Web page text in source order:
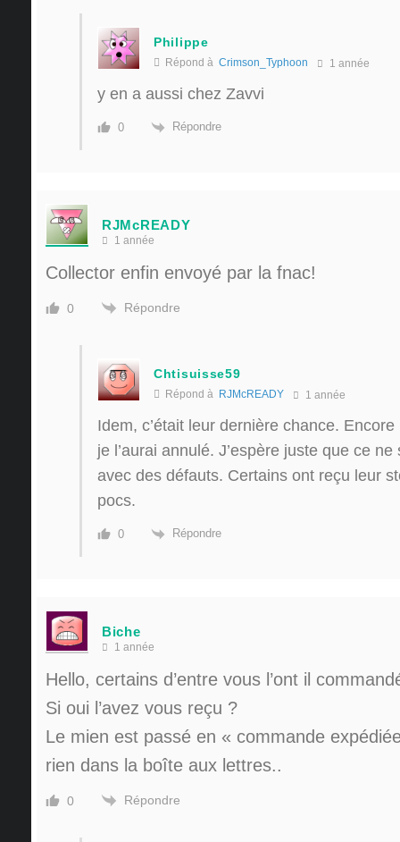
Philippe
Répond à Crimson_Typhoon 1 année
y en a aussi chez Zavvi
0 Répondre
RJMcREADY
1 année
Collector enfin envoyé par la fnac!
0 Répondre
Chtisuisse59
Répond à RJMcREADY 1 année
Idem, c’était leur dernière chance.
je l’aurai annulé. J’espère juste que ce
avec des défauts. Certains ont reçu leur
pocs.
0 Répondre
Biche
1 année
Hello, certains d’entre vous l’ont il
Si oui l’avez vous reçu ?
Le mien est passé en « commande
rien dans la boîte aux lettres..
0 Répondre